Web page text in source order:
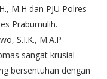
M.H dan PJU Polres
Prabumulih.
S.I.K., M.A.P
sangat krusial
bersentuhan dengan